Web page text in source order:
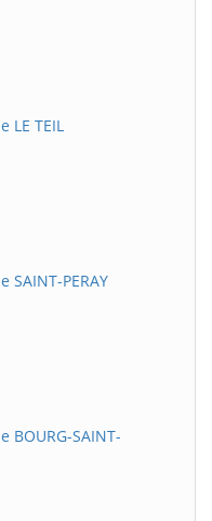
TEIL
PERAY
SAINT-